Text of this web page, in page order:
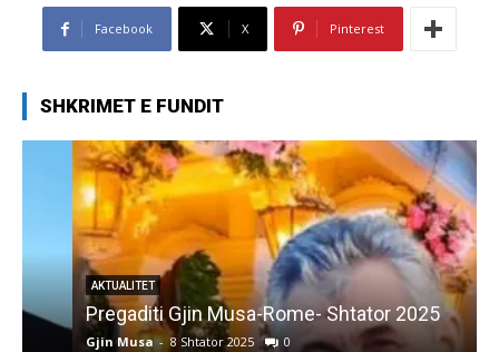
Facebook X Pinterest
SHKRIMET E FUNDIT
AKTUALITET
Pregaditi Gjin Musa-Rome- Shtator 2025
Gjin Musa - 8 Shtator 2025 0